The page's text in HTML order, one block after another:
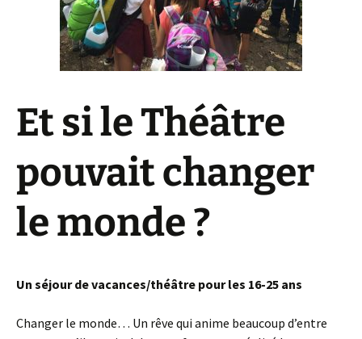
Et si le Théâtre
pouvait changer
le monde ?
Un séjour de vacances/théâtre pour les 16-25 ans
Changer le monde… Un rêve qui anime beaucoup d’entre